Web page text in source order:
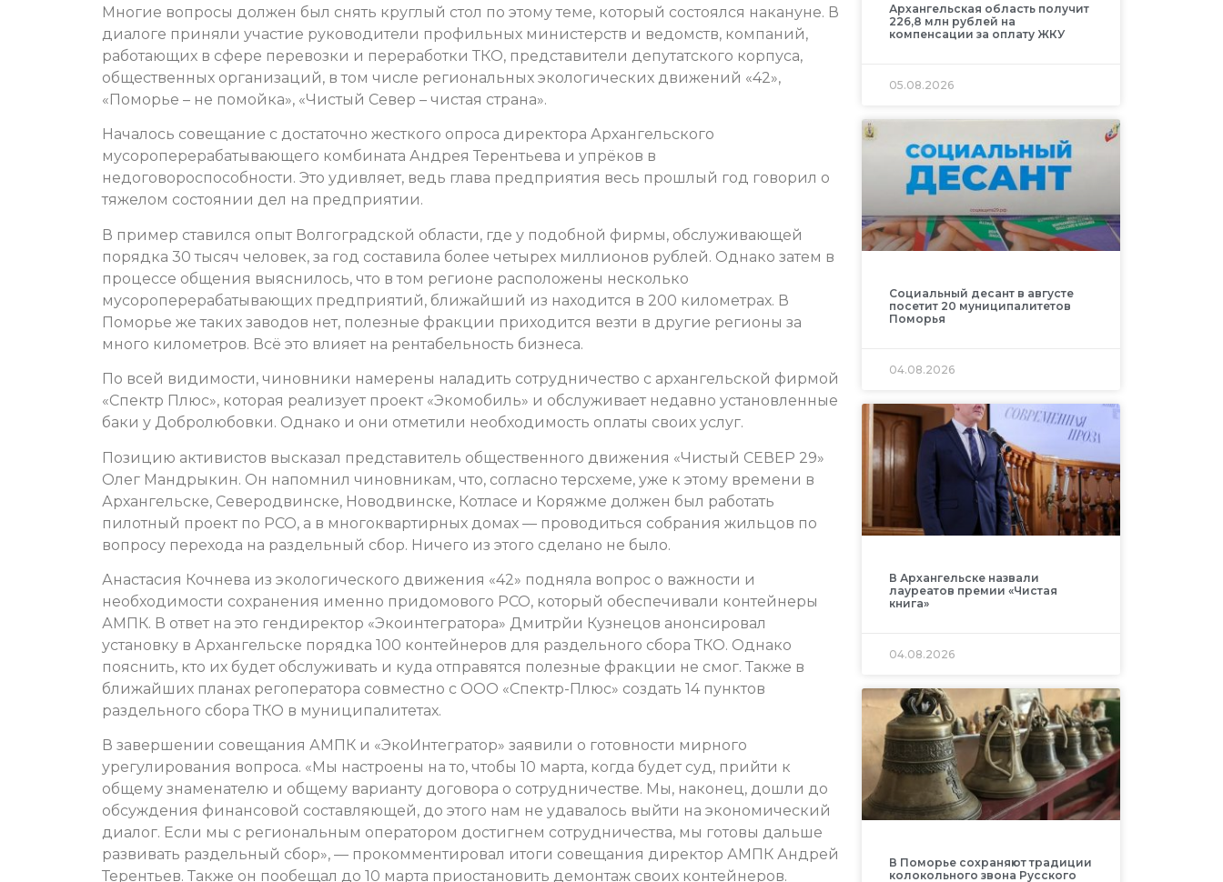
Многие вопросы должен был снять круглый стол по этому теме, который состоялся накануне. В
диалоге приняли участие руководители профильных министерств и ведомств, компаний,
работающих в сфере перевозки и переработки ТКО, представители депутатского корпуса,
общественных организаций, в том числе региональных экологических движений «42»,
«Поморье – не помойка», «Чистый Север – чистая страна».
Началось совещание с достаточно жесткого опроса директора Архангельского
мусороперерабатывающего комбината Андрея Терентьева и упрёков в
недоговороспособности. Это удивляет, ведь глава предприятия весь прошлый год говорил о
тяжелом состоянии дел на предприятии.
В пример ставился опыт Волгоградской области, где у подобной фирмы, обслуживающей
порядка 30 тысяч человек, за год составила более четырех миллионов рублей. Однако затем в
процессе общения выяснилось, что в том регионе расположены несколько
мусороперерабатывающих предприятий, ближайший из находится в 200 километрах. В
Поморье же таких заводов нет, полезные фракции приходится везти в другие регионы за
много километров. Всё это влияет на рентабельность бизнеса.
По всей видимости, чиновники намерены наладить сотрудничество с архангельской фирмой
«Спектр Плюс», которая реализует проект «Экомобиль» и обслуживает недавно установленные
баки у Добролюбовки. Однако и они отметили необходимость оплаты своих услуг.
Позицию активистов высказал представитель общественного движения «Чистый СЕВЕР 29»
Олег Мандрыкин. Он напомнил чиновникам, что, согласно терсхеме, уже к этому времени в
Архангельске, Северодвинске, Новодвинске, Котласе и Коряжме должен был работать
пилотный проект по РСО, а в многоквартирных домах — проводиться собрания жильцов по
вопросу перехода на раздельный сбор. Ничего из этого сделано не было.
Анастасия Кочнева из экологического движения «42» подняла вопрос о важности и
необходимости сохранения именно придомового РСО, который обеспечивали контейнеры
АМПК. В ответ на это гендиректор «Экоинтегратора» Дмитрйи Кузнецов анонсировал
установку в Архангельске порядка 100 контейнеров для раздельного сбора ТКО. Однако
пояснить, кто их будет обслуживать и куда отправятся полезные фракции не смог. Также в
ближайших планах регоператора совместно с ООО «Спектр-Плюс» создать 14 пунктов
раздельного сбора ТКО в муниципалитетах.
В завершении совещания АМПК и «ЭкоИнтегратор» заявили о готовности мирного
урегулирования вопроса. «Мы настроены на то, чтобы 10 марта, когда будет суд, прийти к
общему знаменателю и общему варианту договора о сотрудничестве. Мы, наконец, дошли до
обсуждения финансовой составляющей, до этого нам не удавалось выйти на экономический
диалог. Если мы с региональным оператором достигнем сотрудничества, мы готовы дальше
развивать раздельный сбор», — прокомментировал итоги совещания директор АМПК Андрей
Терентьев. Также он пообещал до 10 марта приостановить демонтаж своих контейнеров.
Архангельская область получит
226,8 млн рублей на
компенсации за оплату ЖКУ
05.08.2026
Социальный десант в августе
посетит 20 муниципалитетов
Поморья
04.08.2026
В Архангельске назвали
лауреатов премии «Чистая
книга»
04.08.2026
В Поморье сохраняют традиции
колокольного звона Русского